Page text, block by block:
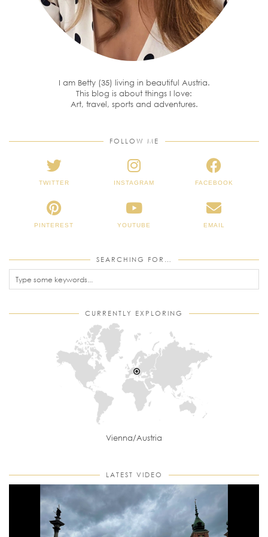
I am Betty (35) living in beautiful Austria.
This blog is about things I love:
Art, travel, sports and adventures.
FOLLOW ME
TWITTER INSTAGRAM FACEBOOK
PINTEREST YOUTUBE EMAIL
SEARCHING FOR…
CURRENTLY EXPLORING
Vienna/Austria
LATEST VIDEO